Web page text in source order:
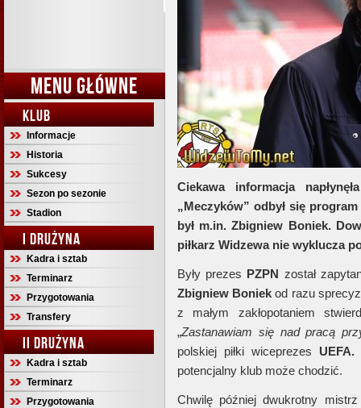
MENU GŁÓWNE
KLUB
Informacje
Historia
Sukcesy
Sezon po sezonie
Stadion
I DRUŻYNA
Kadra i sztab
Terminarz
Przygotowania
Transfery
II DRUŻYNA
Kadra i sztab
Terminarz
Przygotowania
Ciekawa informacja
„Meczyków” odbył się
był m.in. Zbigniew Boniek.
piłkarz Widzewa nie wyklucza
Były prezes PZPN został
Zbigniew Boniek od razu
z małym zakłopotaniem
„Zastanawiam się nad pracą
polskiej piłki wiceprezes UEFA.
potencjalny klub może chodzić.
Chwilę później dwukrotny